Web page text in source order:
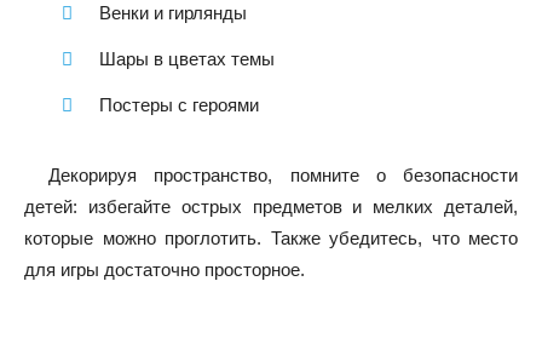
Венки и гирлянды
Шары в цветах темы
Постеры с героями
Декорируя пространство, помните о безопасности
детей: избегайте острых предметов и мелких деталей,
которые можно проглотить. Также убедитесь, что место
для игры достаточно просторное.